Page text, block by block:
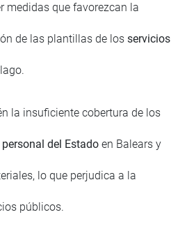
medidas que favorezcan la
de las plantillas de losservicios
la insuficiente cobertura de los
personal del Estado en Balears y
lo que perjudica a la
públicos.